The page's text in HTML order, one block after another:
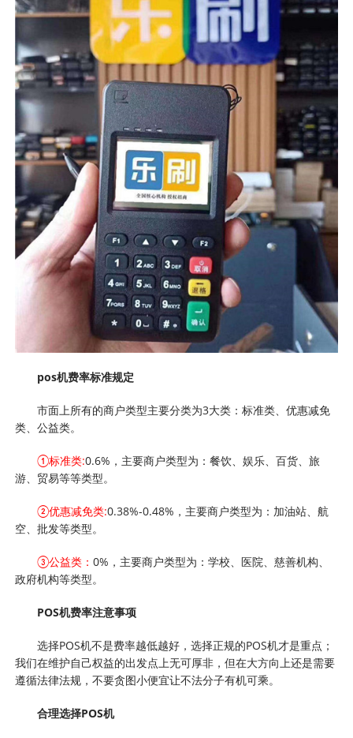
pos机费率标准规定
市面上所有的商户类型主要分类为3大类：标准类、优惠减免
类、公益类。
①标准类:0.6%，主要商户类型为：餐饮、娱乐、百货、旅
游、贸易等等类型。
②优惠减免类:0.38%-0.48%，主要商户类型为：加油站、航
空、批发等类型。
③公益类：0%，主要商户类型为：学校、医院、慈善机构、
政府机构等类型。
POS机费率注意事项
选择POS机不是费率越低越好，选择正规的POS机才是重点；
我们在维护自己权益的出发点上无可厚非，但在大方向上还是需要
遵循法律法规，不要贪图小便宜让不法分子有机可乘。
合理选择POS机